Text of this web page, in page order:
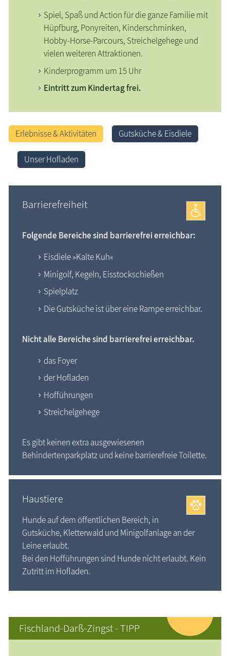
Spiel, Spaß und Action für die ganze Familie mit
Hüpfburg, Ponyreiten, Kinderschminken,
Hobby-Horse-Parcours, Streichelgehege und
vielen weiteren Attraktionen.
Kinderprogramm um 15 Uhr
Eintritt zum Kindertag frei.
Erlebnisse & Aktivitäten Gutsküche & Eisdiele
Unser Hofladen
Barrierefreiheit
Folgende Bereiche sind barrierefrei erreichbar:
Eisdiele »Kalte Kuh«
Minigolf, Kegeln, Eisstockschießen
Spielplatz
Die Gutsküche ist über eine Rampe erreichbar.
Nicht alle Bereiche sind barrierefrei erreichbar.
das Foyer
der Hofladen
Hofführungen
Streichelgehege
Es gibt keinen extra ausgewiesenen
Behindertenparkplatz und keine barrierefreie Toilette.
Haustiere
Hunde auf dem öffentlichen Bereich, in
Gutsküche, Kletterwald und Minigolfanlage an der
Leine erlaubt.
Bei den Hofführungen sind Hunde nicht erlaubt. Kein
Zutritt im Hofladen.
Fischland-Darß-Zingst - TIPP